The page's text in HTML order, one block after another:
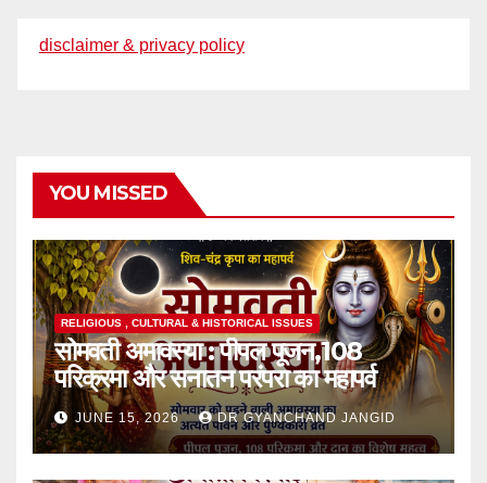
disclaimer & privacy policy
YOU MISSED
RELIGIOUS , CULTURAL & HISTORICAL ISSUES
सोमवती अमावस्या : पीपल पूजन,108
परिक्रमा और सनातन परंपरा का महापर्व
JUNE 15, 2026 DR GYANCHAND JANGID